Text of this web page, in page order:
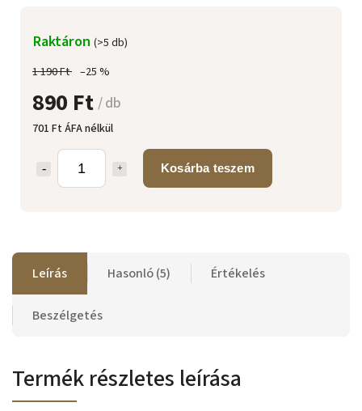
1 190 Ft –25 %
890 Ft / db
701 Ft ÁFA nélkül
Kosárba teszem
Raktáron (>5 db)
Leírás Hasonló (5) Értékelés
Beszélgetés
Termék részletes leírása